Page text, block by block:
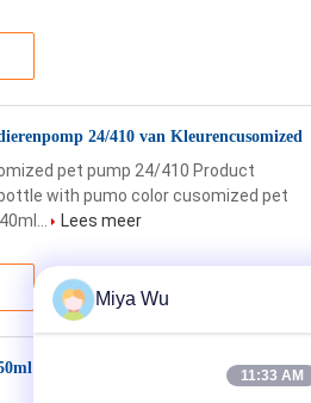
24/410 van Kleurencusomized
pet pump 24/410 Product
with pumo color cusomized pet
Lees meer
60ml de Gezichts van de de Lotionfles
Miya Wu
11:33 AM